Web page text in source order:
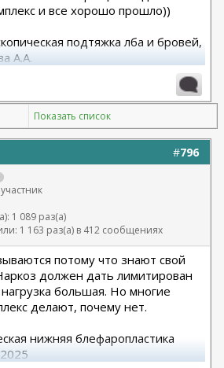
и все хорошо прошло))
подтяжка лба и бровей,
А.А.
липофилинг ягодиц, редукция
пластика+торсопластика -
пластика+липо ног - Бабикова
Показать список
#796
1 089 раз(а)
1 163 раз(а) в 412 сообщениях
потому что знают свой
должен дать лимитирован
большая. Но многие
делают, почему нет.
нижняя блефаропластика